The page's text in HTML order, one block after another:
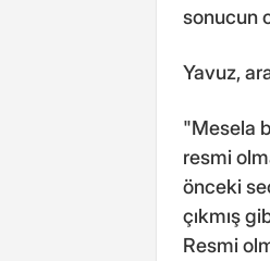
sonucun
Yavuz,
"Mesela
resmi
önceki
çıkmış
Resmi